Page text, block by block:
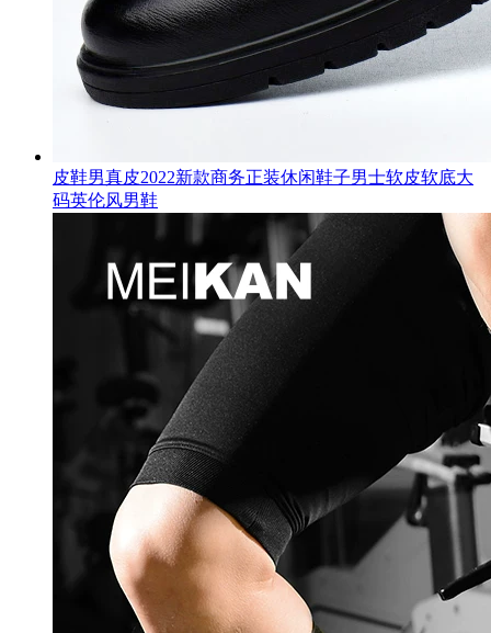
皮鞋男真皮2022新款商务正装休闲鞋子男士软皮软底大
码英伦风男鞋